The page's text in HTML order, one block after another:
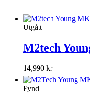
Utgått
M2tech
14,990 kr
Fynd